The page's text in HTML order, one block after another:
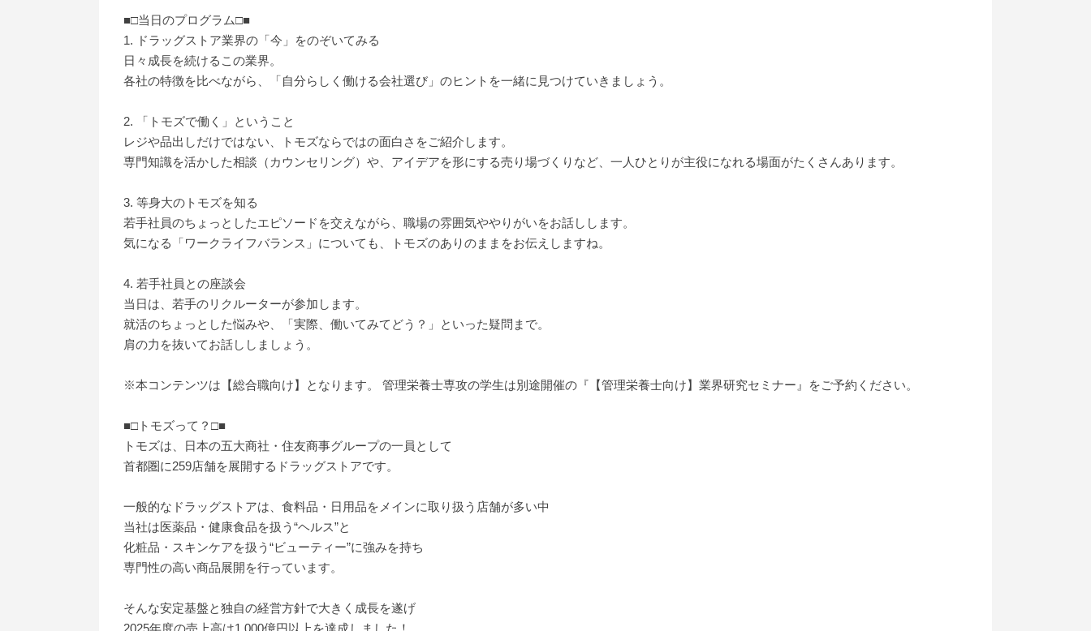
■□当日のプログラム□■
1. ドラッグストア業界の「今」をのぞいてみる
日々成長を続けるこの業界。
各社の特徴を比べながら、「自分らしく働ける会社選び」のヒントを一緒に見つけていきましょう。
2. 「トモズで働く」ということ
レジや品出しだけではない、トモズならではの面白さをご紹介します。
専門知識を活かした相談（カウンセリング）や、アイデアを形にする売り場づくりなど、一人ひとりが主役になれる場面がたくさんあります。
3. 等身大のトモズを知る
若手社員のちょっとしたエピソードを交えながら、職場の雰囲気ややりがいをお話しします。
気になる「ワークライフバランス」についても、トモズのありのままをお伝えしますね。
4. 若手社員との座談会
当日は、若手のリクルーターが参加します。
就活のちょっとした悩みや、「実際、働いてみてどう？」といった疑問まで。
肩の力を抜いてお話ししましょう。
※本コンテンツは【総合職向け】となります。 管理栄養士専攻の学生は別途開催の『【管理栄養士向け】業界研究セミナー』をご予約ください。
■□トモズって？□■
トモズは、日本の五大商社・住友商事グループの一員として
首都圏に259店舗を展開するドラッグストアです。
一般的なドラッグストアは、食料品・日用品をメインに取り扱う店舗が多い中
当社は医薬品・健康食品を扱う“ヘルス”と
化粧品・スキンケアを扱う“ビューティー”に強みを持ち
専門性の高い商品展開を行っています。
そんな安定基盤と独自の経営方針で大きく成長を遂げ